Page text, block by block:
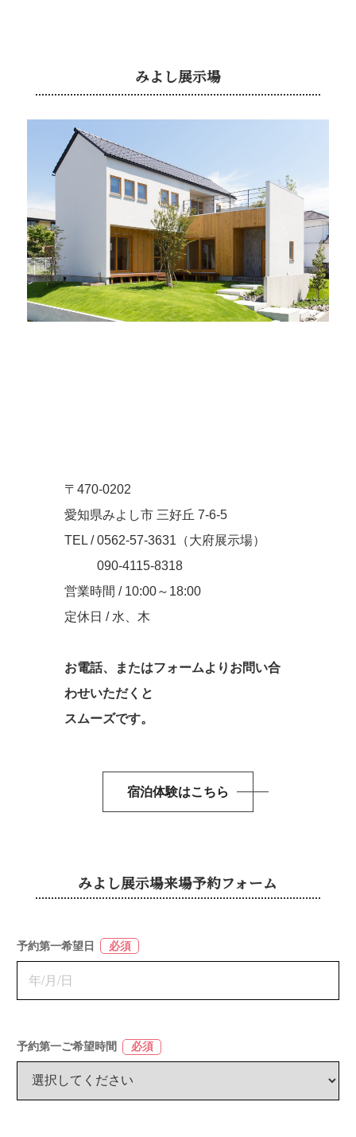
みよし展示場
〒470-0202
愛知県みよし市 三好丘 7-6-5
TEL / 0562-57-3631（大府展示場）
TEL /090-4115-8318
営業時間 / 10:00～18:00
定休日 / 水、木
お電話、またはフォームよりお問い合
わせいただくと
スムーズです。
宿泊体験はこちら
みよし展示場来場予約フォーム
予約第一希望日 必須
予約第一ご希望時間 必須